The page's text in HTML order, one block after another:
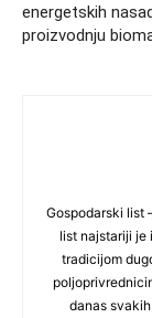
energetskih
proizvodnju
Gospodarski list
list najstariji je
tradicijom
danas